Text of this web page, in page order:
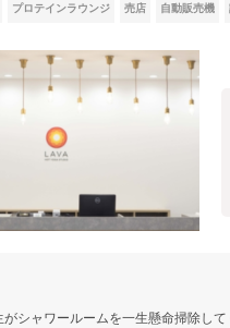
プロテインラウンジ 売店 自動販売機
シャワールームを一生懸命掃除して